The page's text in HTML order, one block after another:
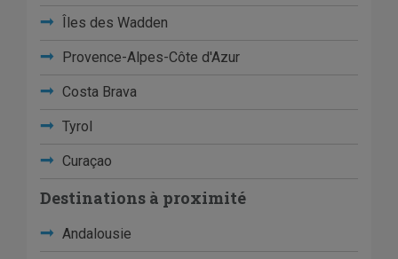
Îles des Wadden
Provence-Alpes-Côte d'Azur
Costa Brava
Tyrol
Curaçao
Destinations à proximité
Andalousie